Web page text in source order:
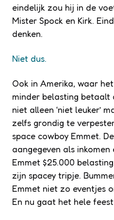
eindelijk zou hij in de
Mister Spock en Kirk.
denken.
Niet dus.
Ook in Amerika, waar
minder belasting betaalt
niet alleen ‘niet leuker’
zelfs grondig te
space cowboy Emmet.
aangegeven als
Emmet $25.000
zijn spacey tripje.
Emmet niet zo eventjes
En nu gaat het hele